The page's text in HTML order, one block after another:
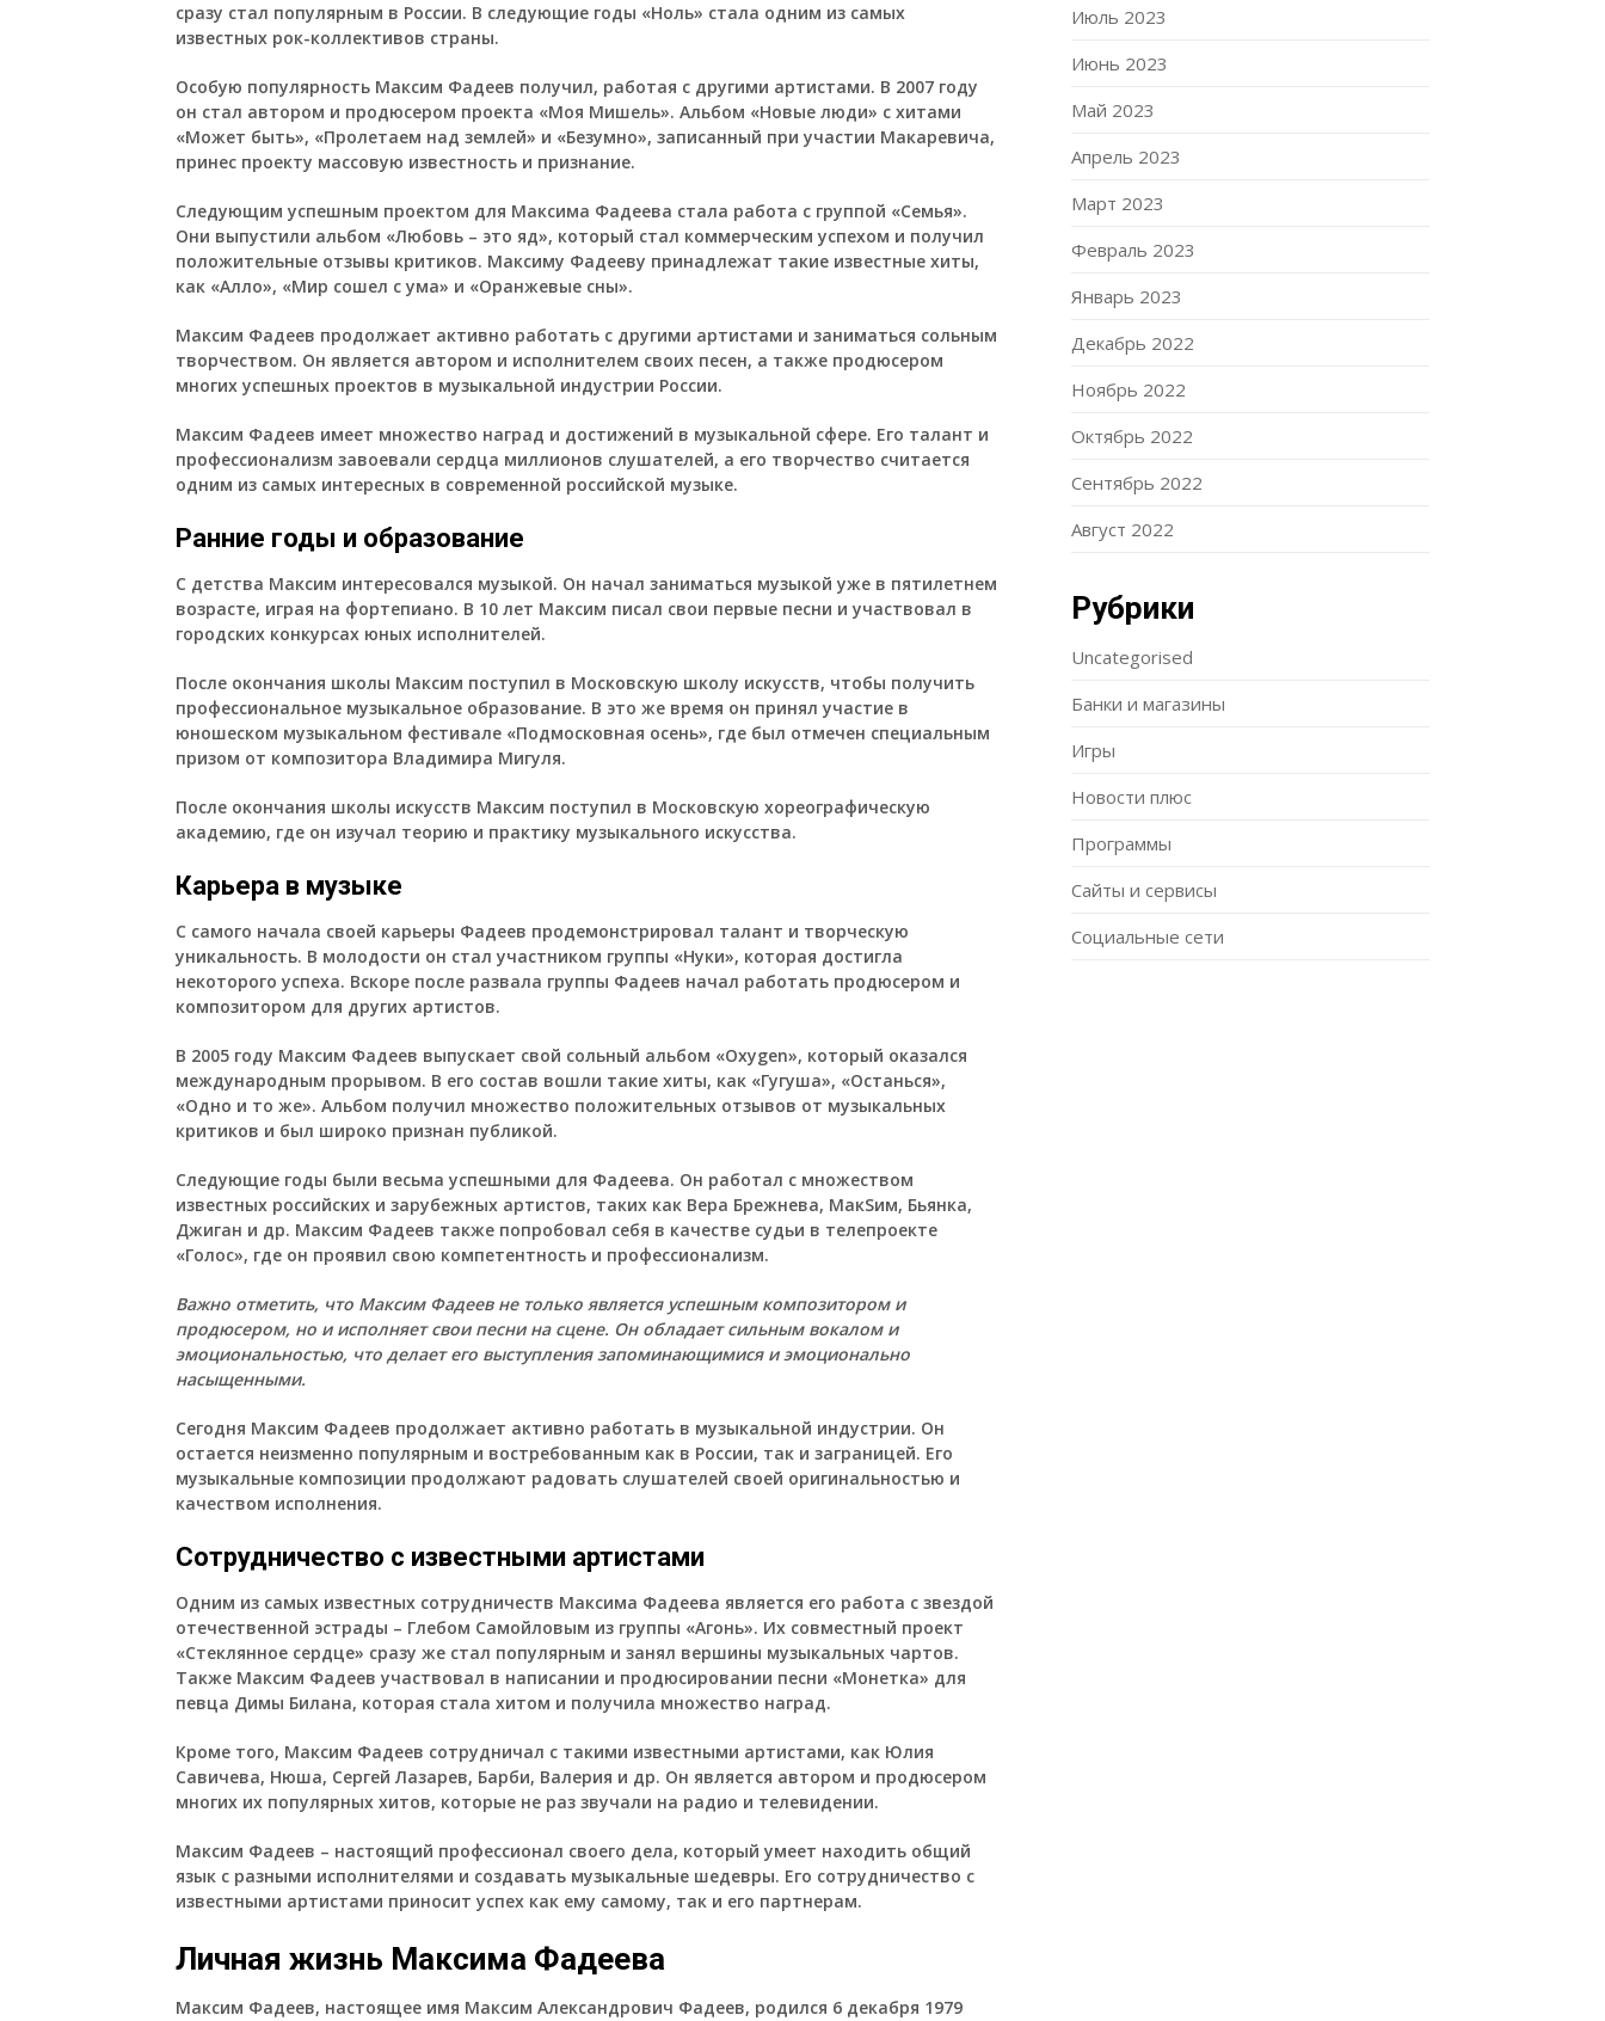
сразу стал популярным в России. В следующие годы «Ноль» стала одним из самых
известных рок-коллективов страны.
Особую популярность Максим Фадеев получил, работая с другими артистами. В 2007 году
он стал автором и продюсером проекта «Моя Мишель». Альбом «Новые люди» с хитами
«Может быть», «Пролетаем над землей» и «Безумно», записанный при участии Макаревича,
принес проекту массовую известность и признание.
Следующим успешным проектом для Максима Фадеева стала работа с группой «Семья».
Они выпустили альбом «Любовь – это яд», который стал коммерческим успехом и получил
положительные отзывы критиков. Максиму Фадееву принадлежат такие известные хиты,
как «Алло», «Мир сошел с ума» и «Оранжевые сны».
Максим Фадеев продолжает активно работать с другими артистами и заниматься сольным
творчеством. Он является автором и исполнителем своих песен, а также продюсером
многих успешных проектов в музыкальной индустрии России.
Максим Фадеев имеет множество наград и достижений в музыкальной сфере. Его талант и
профессионализм завоевали сердца миллионов слушателей, а его творчество считается
одним из самых интересных в современной российской музыке.
Ранние годы и образование
С детства Максим интересовался музыкой. Он начал заниматься музыкой уже в пятилетнем
возрасте, играя на фортепиано. В 10 лет Максим писал свои первые песни и участвовал в
городских конкурсах юных исполнителей.
После окончания школы Максим поступил в Московскую школу искусств, чтобы получить
профессиональное музыкальное образование. В это же время он принял участие в
юношеском музыкальном фестивале «Подмосковная осень», где был отмечен специальным
призом от композитора Владимира Мигуля.
После окончания школы искусств Максим поступил в Московскую хореографическую
академию, где он изучал теорию и практику музыкального искусства.
Карьера в музыке
С самого начала своей карьеры Фадеев продемонстрировал талант и творческую
уникальность. В молодости он стал участником группы «Нуки», которая достигла
некоторого успеха. Вскоре после развала группы Фадеев начал работать продюсером и
композитором для других артистов.
В 2005 году Максим Фадеев выпускает свой сольный альбом «Oxygen», который оказался
международным прорывом. В его состав вошли такие хиты, как «Гугуша», «Останься»,
«Одно и то же». Альбом получил множество положительных отзывов от музыкальных
критиков и был широко признан публикой.
Следующие годы были весьма успешными для Фадеева. Он работал с множеством
известных российских и зарубежных артистов, таких как Вера Брежнева, МакSим, Бьянка,
Джиган и др. Максим Фадеев также попробовал себя в качестве судьи в телепроекте
«Голос», где он проявил свою компетентность и профессионализм.
Важно отметить, что Максим Фадеев не только является успешным композитором и
продюсером, но и исполняет свои песни на сцене. Он обладает сильным вокалом и
эмоциональностью, что делает его выступления запоминающимися и эмоционально
насыщенными.
Сегодня Максим Фадеев продолжает активно работать в музыкальной индустрии. Он
остается неизменно популярным и востребованным как в России, так и заграницей. Его
музыкальные композиции продолжают радовать слушателей своей оригинальностью и
качеством исполнения.
Сотрудничество с известными артистами
Одним из самых известных сотрудничеств Максима Фадеева является его работа с звездой
отечественной эстрады – Глебом Самойловым из группы «Агонь». Их совместный проект
«Стеклянное сердце» сразу же стал популярным и занял вершины музыкальных чартов.
Также Максим Фадеев участвовал в написании и продюсировании песни «Монетка» для
певца Димы Билана, которая стала хитом и получила множество наград.
Кроме того, Максим Фадеев сотрудничал с такими известными артистами, как Юлия
Савичева, Нюша, Сергей Лазарев, Барби, Валерия и др. Он является автором и продюсером
многих их популярных хитов, которые не раз звучали на радио и телевидении.
Максим Фадеев – настоящий профессионал своего дела, который умеет находить общий
язык с разными исполнителями и создавать музыкальные шедевры. Его сотрудничество с
известными артистами приносит успех как ему самому, так и его партнерам.
Личная жизнь Максима Фадеева
Максим Фадеев, настоящее имя Максим Александрович Фадеев, родился 6 декабря 1979
Июль 2023
Июнь 2023
Май 2023
Апрель 2023
Март 2023
Февраль 2023
Январь 2023
Декабрь 2022
Ноябрь 2022
Октябрь 2022
Сентябрь 2022
Август 2022
Рубрики
Uncategorised
Банки и магазины
Игры
Новости плюс
Программы
Сайты и сервисы
Социальные сети